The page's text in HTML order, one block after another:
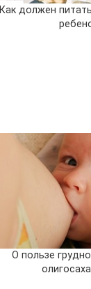
Как должен
О пользе